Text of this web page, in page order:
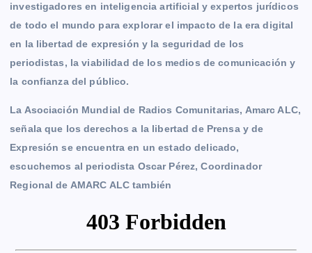
investigadores en inteligencia artificial y expertos jurídicos
de todo el mundo para explorar el impacto de la era digital
en la libertad de expresión y la seguridad de los
periodistas, la viabilidad de los medios de comunicación y
la confianza del público.
La Asociación Mundial de Radios Comunitarias, Amarc ALC,
señala que los derechos a la libertad de Prensa y de
Expresión se encuentra en un estado delicado,
escuchemos al periodista Oscar Pérez, Coordinador
Regional de AMARC ALC también